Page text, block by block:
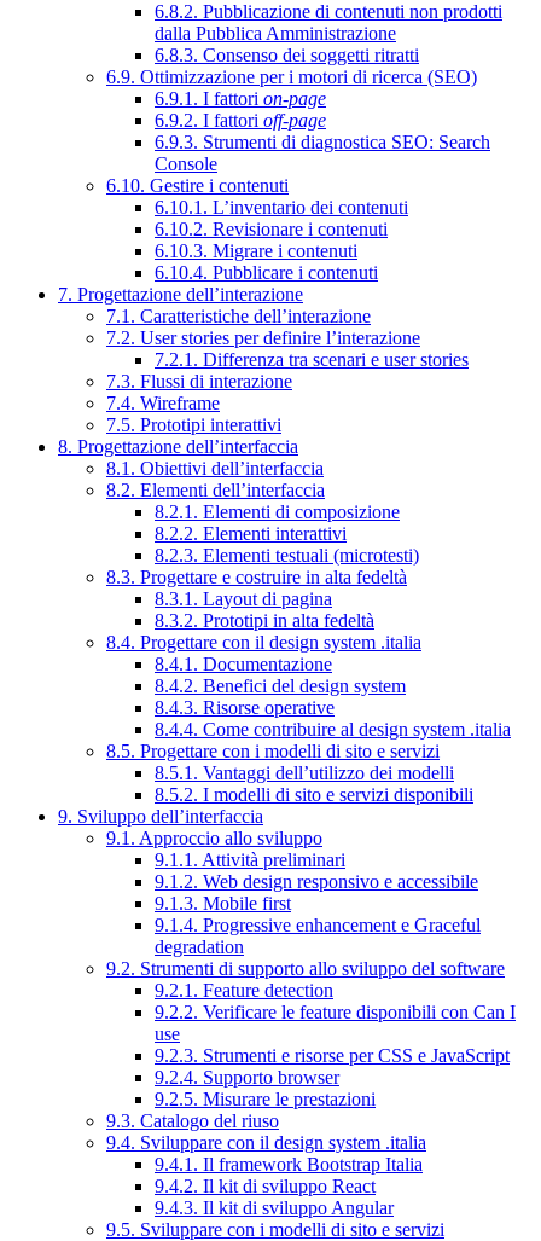
6.8.2. Pubblicazione di contenuti non prodotti
dalla Pubblica Amministrazione
6.8.3. Consenso dei soggetti ritratti
6.9. Ottimizzazione per i motori di ricerca (SEO)
6.9.1. I fattori on-page
6.9.2. I fattori off-page
6.9.3. Strumenti di diagnostica SEO: Search
Console
6.10. Gestire i contenuti
6.10.1. L’inventario dei contenuti
6.10.2. Revisionare i contenuti
6.10.3. Migrare i contenuti
6.10.4. Pubblicare i contenuti
7. Progettazione dell’interazione
7.1. Caratteristiche dell’interazione
7.2. User stories per definire l’interazione
7.2.1. Differenza tra scenari e user stories
7.3. Flussi di interazione
7.4. Wireframe
7.5. Prototipi interattivi
8. Progettazione dell’interfaccia
8.1. Obiettivi dell’interfaccia
8.2. Elementi dell’interfaccia
8.2.1. Elementi di composizione
8.2.2. Elementi interattivi
8.2.3. Elementi testuali (microtesti)
8.3. Progettare e costruire in alta fedeltà
8.3.1. Layout di pagina
8.3.2. Prototipi in alta fedeltà
8.4. Progettare con il design system .italia
8.4.1. Documentazione
8.4.2. Benefici del design system
8.4.3. Risorse operative
8.4.4. Come contribuire al design system .italia
8.5. Progettare con i modelli di sito e servizi
8.5.1. Vantaggi dell’utilizzo dei modelli
8.5.2. I modelli di sito e servizi disponibili
9. Sviluppo dell’interfaccia
9.1. Approccio allo sviluppo
9.1.1. Attività preliminari
9.1.2. Web design responsivo e accessibile
9.1.3. Mobile first
9.1.4. Progressive enhancement e Graceful
degradation
9.2. Strumenti di supporto allo sviluppo del software
9.2.1. Feature detection
9.2.2. Verificare le feature disponibili con Can I
use
9.2.3. Strumenti e risorse per CSS e JavaScript
9.2.4. Supporto browser
9.2.5. Misurare le prestazioni
9.3. Catalogo del riuso
9.4. Sviluppare con il design system .italia
9.4.1. Il framework Bootstrap Italia
9.4.2. Il kit di sviluppo React
9.4.3. Il kit di sviluppo Angular
9.5. Sviluppare con i modelli di sito e servizi